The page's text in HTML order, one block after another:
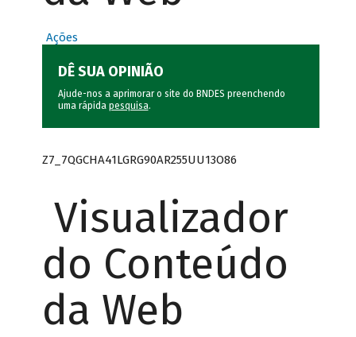
Ações
DÊ SUA OPINIÃO
Ajude-nos a aprimorar o site do BNDES preenchendo
uma rápida pesquisa.
Z7_7QGCHA41LGRG90AR255UU13O86
Visualizador
do Conteúdo
da Web